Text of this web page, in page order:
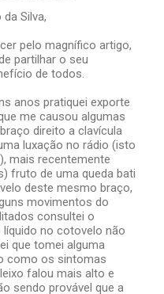
Silva,
pelo magnífico artigo,
partilhar o seu
de todos.
anos pratiquei exporte
me causou algumas
direito a clavícula
luxação no rádio (isto
mais recentemente
fruto de uma queda bati
deste mesmo braço,
movimentos do
consultei o
no cotovelo não
que tomei alguma
como os sintomas
falou mais alto e
sendo provável que a